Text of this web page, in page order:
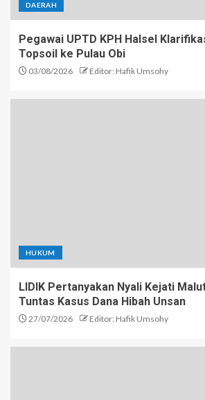
DAERAH
Pegawai UPTD KPH Halsel
Topsoil ke Pulau Obi
03/08/2026 Editor: Hafik Umsohy
HUKUM
LIDIK Pertanyakan Nyali Kejati
Tuntas Kasus Dana Hibah Unsan
27/07/2026 Editor: Hafik Umsohy